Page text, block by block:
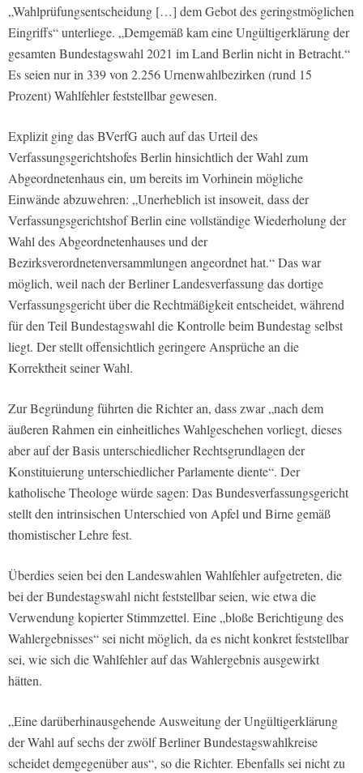
„Wahlprüfungsentscheidung […] dem Gebot des geringstmöglichen
Eingriffs“ unterliege. „Demgemäß kam eine Ungültigerklärung der
gesamten Bundestagswahl 2021 im Land Berlin nicht in Betracht.“
Es seien nur in 339 von 2.256 Urnenwahlbezirken (rund 15
Prozent) Wahlfehler feststellbar gewesen.
Explizit ging das BVerfG auch auf das Urteil des
Verfassungsgerichtshofes Berlin hinsichtlich der Wahl zum
Abgeordnetenhaus ein, um bereits im Vorhinein mögliche
Einwände abzuwehren: „Unerheblich ist insoweit, dass der
Verfassungsgerichtshof Berlin eine vollständige Wiederholung der
Wahl des Abgeordnetenhauses und der
Bezirksverordnetenversammlungen angeordnet hat.“ Das war
möglich, weil nach der Berliner Landesverfassung das dortige
Verfassungsgericht über die Rechtmäßigkeit entscheidet, während
für den Teil Bundestagswahl die Kontrolle beim Bundestag selbst
liegt. Der stellt offensichtlich geringere Ansprüche an die
Korrektheit seiner Wahl.
Zur Begründung führten die Richter an, dass zwar „nach dem
äußeren Rahmen ein einheitliches Wahlgeschehen vorliegt, dieses
aber auf der Basis unterschiedlicher Rechtsgrundlagen der
Konstituierung unterschiedlicher Parlamente diente“. Der
katholische Theologe würde sagen: Das Bundesverfassungsgericht
stellt den intrinsischen Unterschied von Apfel und Birne gemäß
thomistischer Lehre fest.
Überdies seien bei den Landeswahlen Wahlfehler aufgetreten, die
bei der Bundestagswahl nicht feststellbar seien, wie etwa die
Verwendung kopierter Stimmzettel. Eine „bloße Berichtigung des
Wahlergebnisses“ sei nicht möglich, da es nicht konkret feststellbar
sei, wie sich die Wahlfehler auf das Wahlergebnis ausgewirkt
hätten.
„Eine darüberhinausgehende Ausweitung der Ungültigerklärung
der Wahl auf sechs der zwölf Berliner Bundestagswahlkreise
scheidet demgegenüber aus“, so die Richter. Ebenfalls sei nicht zu